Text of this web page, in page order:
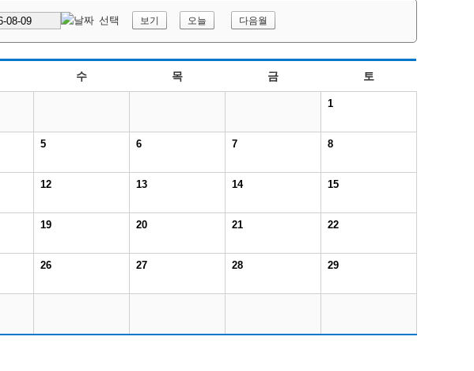
보기 오늘 다음월
수 목 금 토
1
5 6 7 8
12 13 14 15
19 20 21 22
26 27 28 29